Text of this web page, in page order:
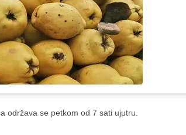
održava se petkom od 7 sati ujutru.